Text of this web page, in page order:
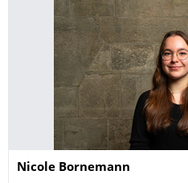
Name
Nicole Bornemann